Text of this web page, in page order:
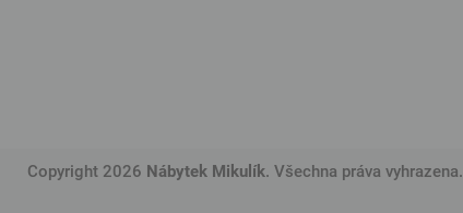
Copyright 2026 Nábytek Mikulík. Všechna práva vyhrazena.